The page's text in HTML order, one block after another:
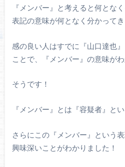
『メンバー』と考えると何とな
表記の意味が何となく分かってき
感の良い人はすでに『山口達也
ことで、『メンバー』の意味が
そうです！
『メンバー』とは『容疑者』と
さらにこの『メンバー』という
興味深いことがわかりました！